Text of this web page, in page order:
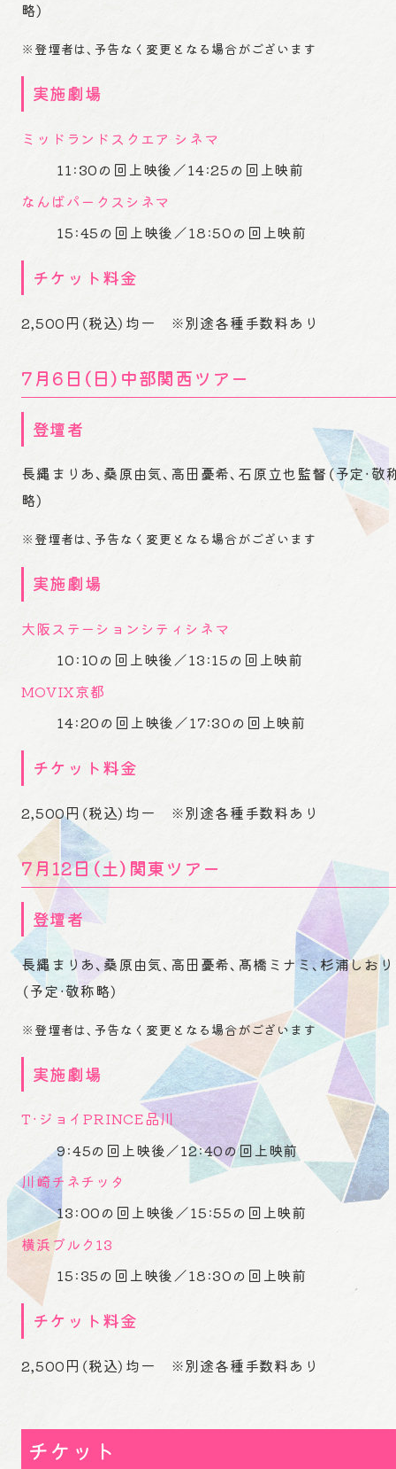
略）
※登壇者は、予告なく変更となる場合がございます
実施劇場
ミッドランドスクエア シネマ
11:30の回上映後／14:25の回上映前
なんばパークスシネマ
15:45の回上映後／18:50の回上映前
チケット料金
2,500円（税込）均一 ※別途各種手数料あり
7月6日（日）中部関西ツアー
登壇者
長縄まりあ、桑原由気、高田憂希、石原立也監督（予定・敬
略）
※登壇者は、予告なく変更となる場合がございます
実施劇場
大阪ステーションシティシネマ
10:10の回上映後／13:15の回上映前
MOVIX京都
14:20の回上映後／17:30の回上映前
チケット料金
2,500円（税込）均一 ※別途各種手数料あり
7月12日（土）関東ツアー
登壇者
長縄まりあ、桑原由気、高田憂希、髙橋ミナミ、杉浦しおり
（予定・敬称略）
※登壇者は、予告なく変更となる場合がございます
実施劇場
T・ジョイPRINCE品川
9:45の回上映後／12:40の回上映前
川崎チネチッタ
13:00の回上映後／15:55の回上映前
横浜ブルク13
15:35の回上映後／18:30の回上映前
チケット料金
2,500円（税込）均一 ※別途各種手数料あり
チケット